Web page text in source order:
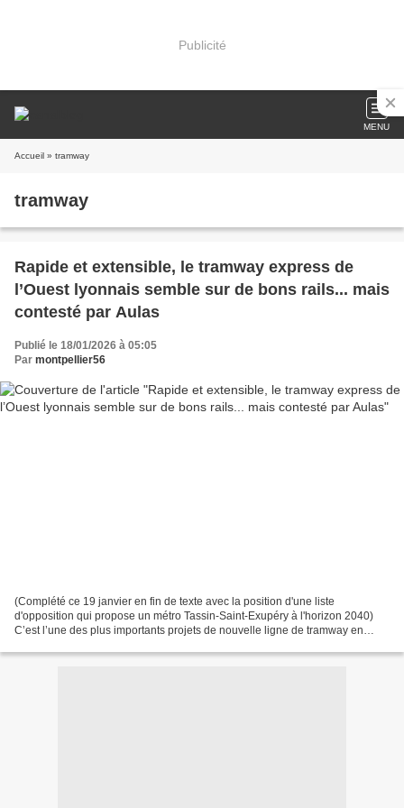
Publicité
MENU
Accueil » tramway
tramway
Rapide et extensible, le tramway express de
l’Ouest lyonnais semble sur de bons rails... mais
contesté par Aulas
Publié le 18/01/2026 à 05:05
Par montpellier56
(Complété ce 19 janvier en fin de texte avec la position d'une liste
d'opposition qui propose un métro Tassin-Saint-Exupéry à l'horizon 2040)
C’est l’une des plus importants projets de nouvelle ligne de tramway en